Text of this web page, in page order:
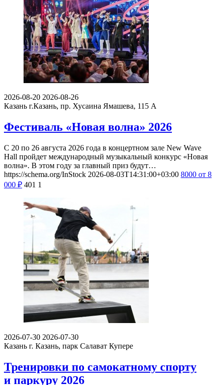
2026-08-20 2026-08-26
Казань г.Казань, пр. Хусаина Ямашева, 115 A
Фестиваль «Новая волна» 2026
С 20 по 26 августа 2026 года в концертном зале New Wave
Hall пройдет международный музыкальный конкурс «Новая
волна». В этом году за главный приз будут…
https://schema.org/InStock 2026-08-03T14:31:00+03:00 8000 от 8
000 ₽ 401 1
2026-07-30 2026-07-30
Казань г. Казань, парк Салават Купере
Тренировки по самокатному спорту
и паркуру 2026